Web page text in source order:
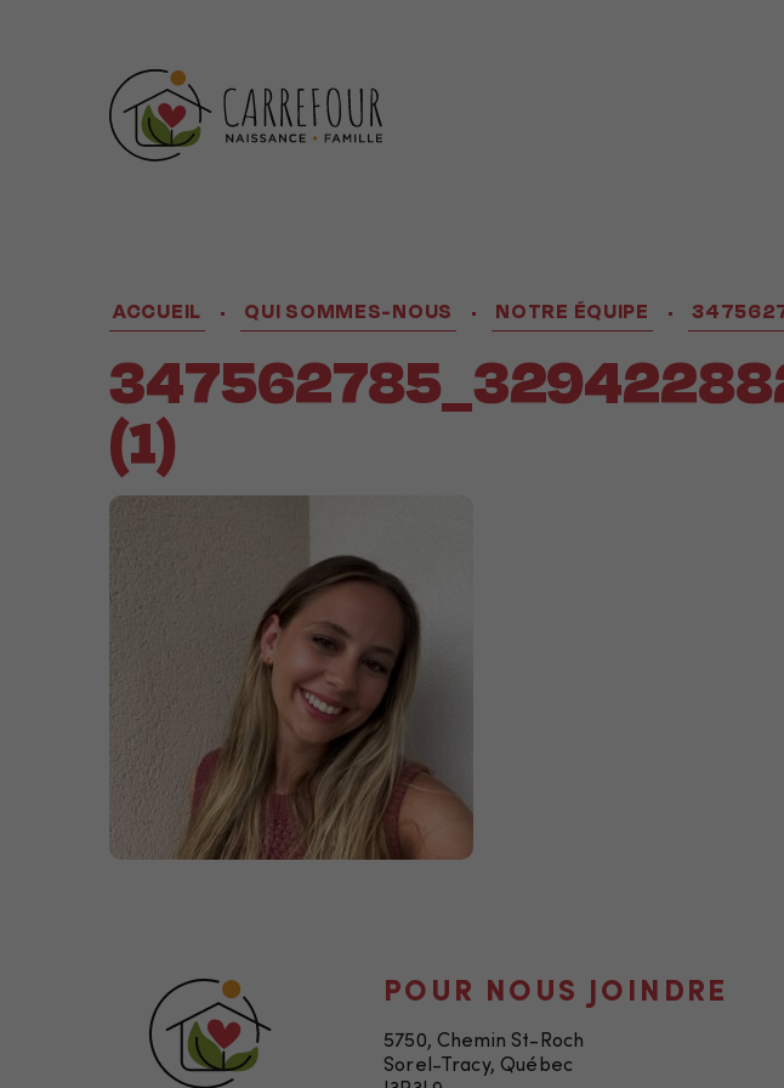
ACCUEIL • QUI SOMMES-NOUS • NOTRE ÉQUIPE •
(1)
POUR NOUS JOINDRE
5750, Chemin St-Roch
Sorel-Tracy, Québec